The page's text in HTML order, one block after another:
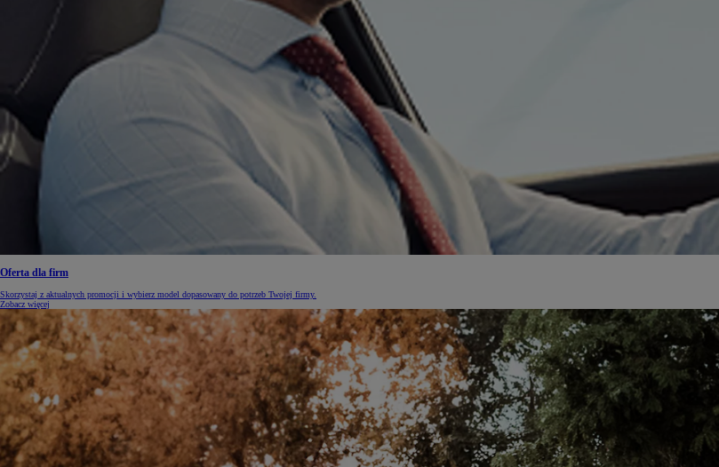
Od105 300 zł
Oferta dla firm
Skorzystaj z aktualnych promocji i wybierz model dopasowany do potrzeb Twojej firmy.
Zobacz więcej